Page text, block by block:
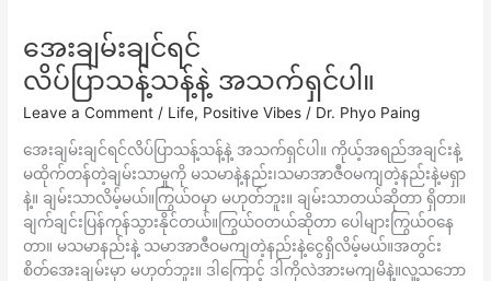
အေးချမ်းချင်ရင်
လိပ်ပြာသန့်သန့်နဲ့ အသက်ရှင်ပါ။
Leave a Comment / Life, Positive Vibes / Dr. Phyo Paing
အေးချမ်းချင်ရင်လိပ်ပြာသန့်သန့်နဲ့ အသက်ရှင်ပါ။ ကိုယ့်အရည်အချင်းနဲ့
မထိုက်တန်တဲ့ချမ်းသာမှုကို မသမာနဲ့နည်း၊သမာအာဇီဝမကျတဲ့နည်းနဲ့မရှာ
နဲ့။ ချမ်းသာလိမ့်မယ်။​ကြွယ်ဝမှာ မဟုတ်ဘူး။ ချမ်းသာတယ်ဆိုတာ ရှိတာ။
ချက်ချင်းပြန်ကုန်သွားနိုင်တယ်။ကြွယ်ဝတယ်ဆိုတာ ပေါများကြွယ်ဝနေ
တာ။​ မသမာနည်းနဲ့ သမာအာဇီဝမကျတဲ့နည်းနဲ့ငွေရှိလိမ့်မယ်။​အတွင်း
စိတ်အေးချမ်းမှာ မဟုတ်ဘူး။​ ဒါကြောင့် ဒါကိုလဲ​အားမကျမိနဲ့။လူ့သဘော
အေးချမ်း
ချင်
ရင်
လိပ်ပြာ
သ
န့်
နဲ့
အသက်